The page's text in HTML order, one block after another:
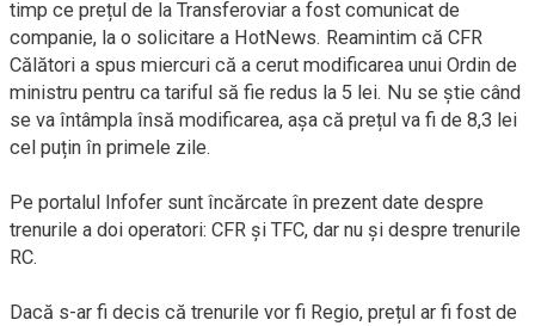
timp ce prețul de la Transferoviar a fost comunicat de
companie, la o solicitare a HotNews. Reamintim că CFR
Călători a spus miercuri că a cerut modificarea unui Ordin de
ministru pentru ca tariful să fie redus la 5 lei. Nu se știe când
se va întâmpla însă modificarea, așa că prețul va fi de 8,3 lei
cel puțin în primele zile.
Pe portalul Infofer sunt încărcate în prezent date despre
trenurile a doi operatori: CFR și TFC, dar nu și despre trenurile
RC.
Dacă s-ar fi decis că trenurile vor fi Regio, prețul ar fi fost de